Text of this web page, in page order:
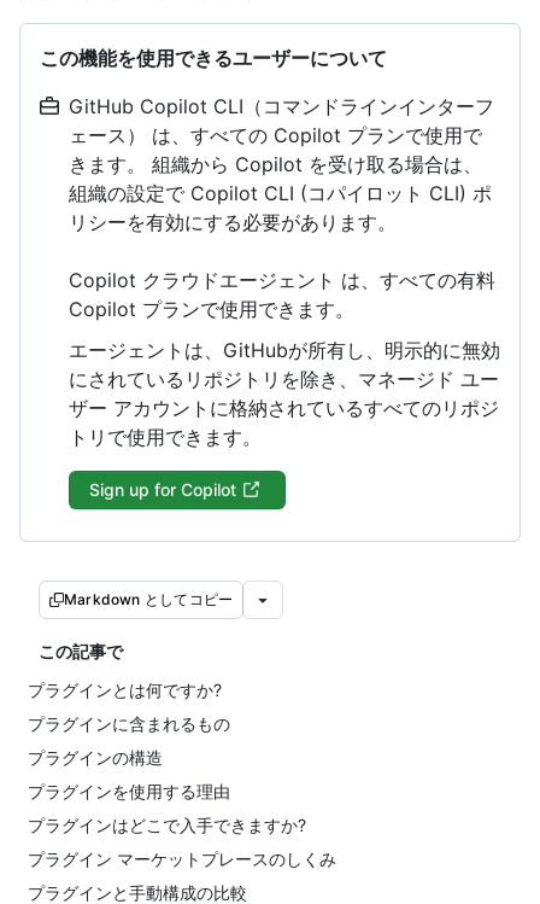
この機能を使用できるユーザーについて
GitHub Copilot CLI（コマンドラインインターフ
ェース） は、すべての Copilot プランで使用で
きます。 組織から Copilot を受け取る場合は、
組織の設定で Copilot CLI (コパイロット CLI) ポ
リシーを有効にする必要があります。
Copilot クラウドエージェント は、すべての有料
Copilot プランで使用できます。
エージェントは、GitHubが所有し、明示的に無効
にされているリポジトリを除き、マネージド ユー
ザー アカウントに格納されているすべてのリポジ
トリで使用できます。
Sign up for Copilot
Markdown としてコピー
この記事で
プラグインとは何ですか?
プラグインに含まれるもの
プラグインの構造
プラグインを使用する理由
プラグインはどこで入手できますか?
プラグイン マーケットプレースのしくみ
プラグインと手動構成の比較